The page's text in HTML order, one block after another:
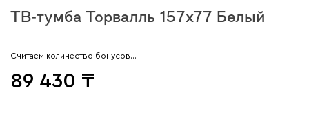
ТВ-тумба Торвалль 157x77 Белый
Считаем количество бонусов…
89 430